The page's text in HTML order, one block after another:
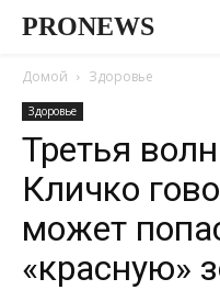
PRONEWS
Домой Здоровье
Здоровье
Третья
Кличко
может
«красную»